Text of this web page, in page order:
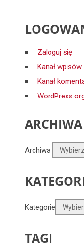
Zaloguj się
Kanał wpisów
Kanał
WordPress.org
ARCHIWA
Archiwa
Kategorie
TAGI